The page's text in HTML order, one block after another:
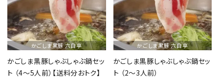
かごしま黒豚 六白亭
かごしま黒豚しゃぶしゃぶ鍋セッ
ト （4～5人前）【送料分おトク】
かごしま黒豚 六白亭
かごしま黒豚しゃぶしゃぶ鍋セッ
ト （2～3人前）